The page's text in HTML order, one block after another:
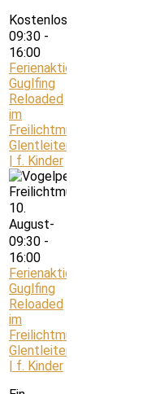
Kostenlos
09:30 -
16:00
Ferienaktion:
Guglfing
Reloaded
im
Freilichtmuseum
Glentleiten
| f. Kinder
10.
August-
09:30 -
16:00
Ferienaktion:
Guglfing
Reloaded
im
Freilichtmuseum
Glentleiten
| f. Kinder